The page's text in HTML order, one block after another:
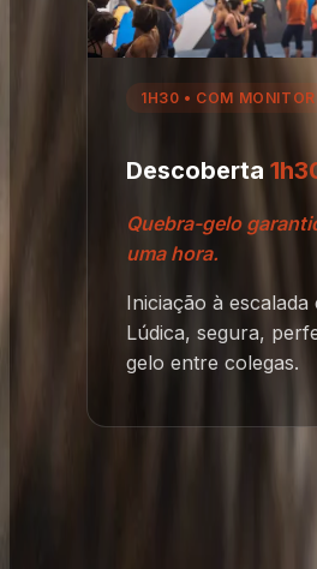
1H30 • COM MONITOR
Descoberta
Quebra-gelo
uma hora.
Iniciação à
Lúdica, segura,
gelo entre colegas.